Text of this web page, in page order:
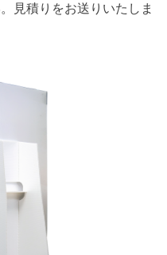
見積りをお送りいたしま